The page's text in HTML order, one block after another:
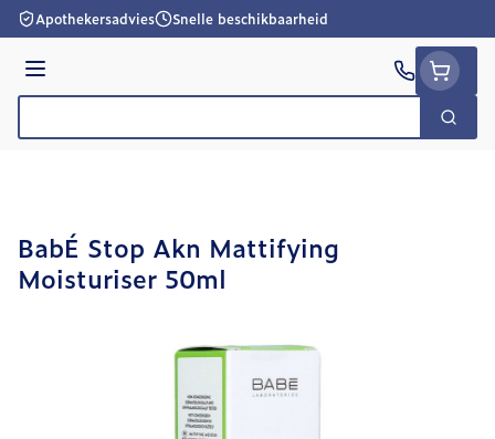
Ga naar de inhoud
Apothekersadvies Snelle beschikbaarheid
Menu
Zoek
BabÉ Stop Akn Mattifying
Moisturiser 50ml